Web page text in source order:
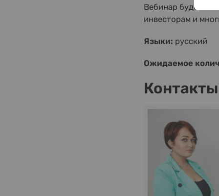
Вебинар будет
инвесторам и
Языки: русский
Ожидаемое
Контакты